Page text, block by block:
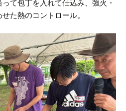
て包丁を入れて仕込み、強火・
た熱のコントロール。